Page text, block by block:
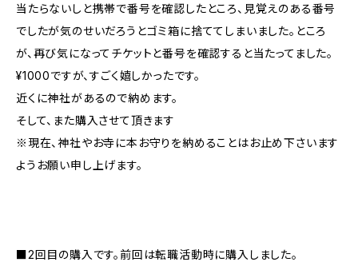
当たらないしと携帯で番号を確認したところ、見覚えのある番号
でしたが気のせいだろうとゴミ箱に捨ててしまいました。ところ
が、再び気になってチケットと番号を確認すると当たってました。
¥1000ですが、すごく嬉しかったです。
近くに神社があるので納めます。
そして、また購入させて頂きます
※現在、神社やお寺に本お守りを納めることはお止め下さいます
ようお願い申し上げます。
■2回目の購入です。前回は転職活動時に購入しました。